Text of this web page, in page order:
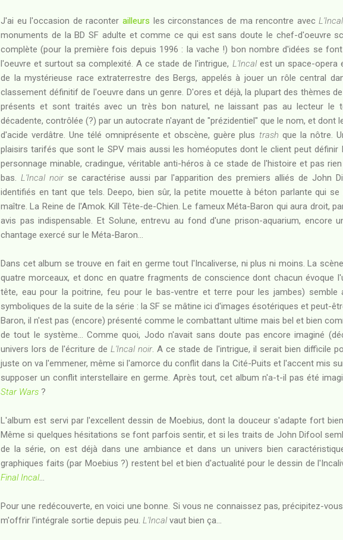
J'ai eu l'occasion de raconterailleurs les circonstances de ma rencontre avecL'Incal
monuments de la BD SF adulte et comme ce qui est sans doute le chef-d'oeuvre
complète (pour la première fois depuis 1996 : la vache !) bon nombre d'idées se
l'oeuvre et surtout sa complexité. A ce stade de l'intrigue, L'Incalest un space-opera
de la mystérieuse race extraterrestre des Bergs, appelés à jouer un rôle central
classement définitif de l'oeuvre dans un genre. D'ores et déjà, la plupart des thèmes
présents et sont traités avec un très bon naturel, ne laissant pas au lecteur le
décadente, contrôlée (?) par un autocrate n'ayant de "prézidentiel" que le nom, et
d'acide verdâtre. Une télé omniprésente et obscène, guère plus trash que la nôtre.
plaisirs tarifés que sont le SPV mais aussi les homéoputes dont le client peut définir
personnage minable, cradingue, véritable anti-héros à ce stade de l'histoire et pas
bas. L'Incal noirse caractérise aussi par l'apparition des premiers alliés de John
identifiés en tant que tels. Deepo, bien sûr, la petite mouette à béton parlante qui
maître. La Reine de l'Amok. Kill Tête-de-Chien. Le fameux Méta-Baron qui aura droit,
avis pas indispensable. Et Solune, entrevu au fond d'une prison-aquarium, encore
chantage exercé sur le Méta-Baron...
Dans cet album se trouve en fait en germe tout l'Incaliverse, ni plus ni moins. La
quatre morceaux, et donc en quatre fragments de conscience dont chacun évoque
tête, eau pour la poitrine, feu pour le bas-ventre et terre pour les jambes) semble
symboliques de la suite de la série : la SF se mâtine ici d'images ésotériques et peut-
Baron, il n'est pas (encore) présenté comme le combattant ultime mais bel et bien
de tout le système... Comme quoi, Jodo n'avait sans doute pas encore imaginé
univers lors de l'écriture deL'Incal noir. A ce stade de l'intrigue, il serait bien difficile
juste on va l'emmener, même si l'amorce du conflit dans la Cité-Puits et l'accent mis
supposer un conflit interstellaire en germe. Après tout, cet album n'a-t-il pas été
Star Wars ?
L'album est servi par l'excellent dessin de Moebius, dont la douceur s'adapte fort
Même si quelques hésitations se font parfois sentir, et si les traits de John Difool
de la série, on est déjà dans une ambiance et dans un univers bien
graphiques faits (par Moebius ?) restent bel et bien d'actualité pour le dessin de
Final Incal...
Pour une redécouverte, en voici une bonne. Si vous ne connaissez pas, précipitez-
m'offrir l'intégrale sortie depuis peu. L'Incalvaut bien ça...